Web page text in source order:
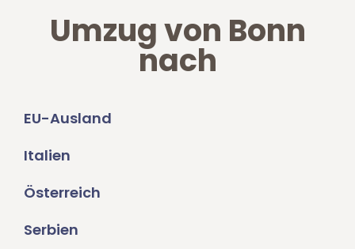
Umzug von Bonn
nach
EU-Ausland
Italien
Österreich
Serbien